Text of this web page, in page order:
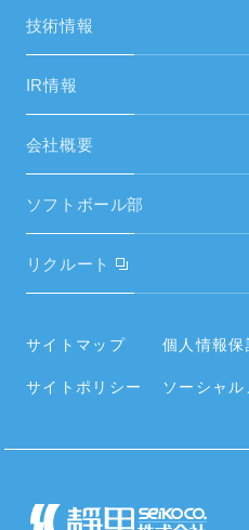
生産設備・試験機
空調設備機器
空調周辺部材
住宅設備
省人化・自動化ソリューション
技術情報
市場開発事業部
IR情報
中期経営計画
財務ハイライト
内部統制システムの整備に関
情報セキュリティポリシー
会社概要
ご挨拶
会社概要・役員・沿革
事業所／関連会社
社員の働く環境
ソフトボール部
リクルート
サイトマップ 個人情報保
サイトポリシー ソーシャ